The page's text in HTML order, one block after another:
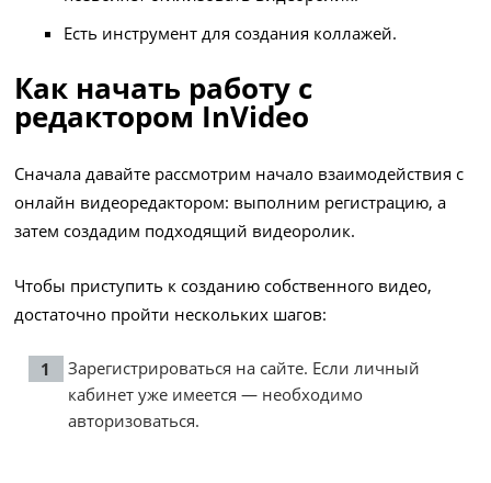
Есть инструмент для создания коллажей.
Как начать работу с
редактором InVideo
Сначала давайте рассмотрим начало взаимодействия с
онлайн видеоредактором: выполним регистрацию, а
затем создадим подходящий видеоролик.
Чтобы приступить к созданию собственного видео,
достаточно пройти нескольких шагов:
Зарегистрироваться на сайте. Если личный
кабинет уже имеется — необходимо
авторизоваться.